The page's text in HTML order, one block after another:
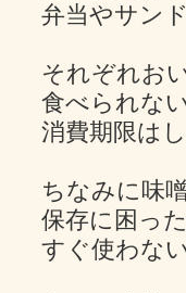
弁当やサン
それぞれお
食べられな
消費期限は
ちなみに味
保存に困っ
すぐ使わな